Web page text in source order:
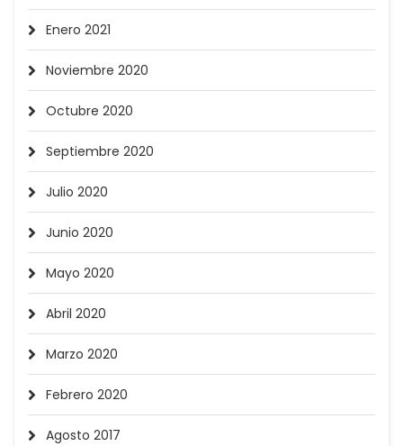
Enero 2021
Noviembre 2020
Octubre 2020
Septiembre 2020
Julio 2020
Junio 2020
Mayo 2020
Abril 2020
Marzo 2020
Febrero 2020
Agosto 2017